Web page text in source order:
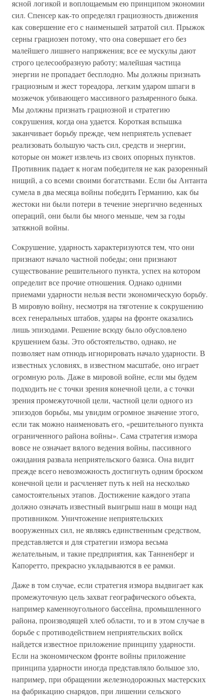
ясной логикой и воплощаемым ею принципом экономии
сил. Спенсер как-то определял грациозность движения
как совершение его с наименьшей затратой сил. Прыжок
серны грациозен потому, что она совершает его без
малейшего лишнего напряжения; все ее мускулы дают
строго целесообразную работу; малейшая частица
энергии не пропадает бесплодно. Мы должны признать
грациозным и жест тореадора, легким ударом шпаги в
мозжечок убивающего массивного разъяренного быка.
Мы должны признать грациозной и стратегию
сокрушения, когда она удается. Короткая вспышка
заканчивает борьбу прежде, чем неприятель успевает
реализовать большую часть сил, средств и энергии,
которые он может извлечь из своих опорных пунктов.
Противник падает к ногам победителя не как разоренный
нищий, а со всеми своими богатствами. Если бы Антанта
сумела в два месяца войны победить Германию, как бы
жестоки ни были потери в течение энергично веденных
операций, они были бы много меньше, чем за годы
затяжной войны.
Сокрушение, ударность характеризуются тем, что они
признают начало частной победы; они признают
существование решительного пункта, успех на котором
определит все прочие отношения. Однако одними
приемами ударности нельзя вести экономическую борьбу.
В мировую войну, несмотря на тяготение к сокрушению
всех генеральных штабов, удары на фронте оказались
лишь эпизодами. Решение всюду было обусловлено
крушением базы. Это обстоятельство, однако, не
позволяет нам отнюдь игнорировать начало ударности. В
известных условиях, в известном масштабе, оно играет
огромную роль. Даже в мировой войне, если мы будем
подходить не с точки зрения конечной цели, а с точки
зрения промежуточной цели, частной цели одного из
эпизодов борьбы, мы увидим огромное значение этого,
если так можно наименовать его, «решительного пункта
ограниченного района войны». Сама стратегия измора
вовсе не означает вялого ведения войны, пассивного
ожидания развала неприятельского базиса. Она видит
прежде всего невозможность достигнуть одним броском
конечной цели и расчленяет путь к ней на несколько
самостоятельных этапов. Достижение каждого этапа
должно означать известный выигрыш наш в мощи над
противником. Уничтожение неприятельских
вооруженных сил, не являясь единственным средством,
представляется и для стратегии измора весьма
желательным, и такие предприятия, как Танненберг и
Капоретто, прекрасно укладываются в ее рамки.
Даже в том случае, если стратегия измора выдвигает как
промежуточную цель захват географического объекта,
например каменноугольного бассейна, промышленного
района, производящей хлеб области, то и в этом случае в
борьбе с противодействием неприятельских войск
найдется известное приложение принципу ударности.
Если на экономическом фронте войны приложение
принципа ударности иногда представляло большое зло,
например, при обращении железнодорожных мастерских
на фабрикацию снарядов, при лишении сельского